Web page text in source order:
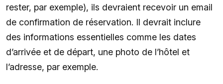
rester, par exemple), ils devraient recevoir un email
de confirmation de réservation. Il devrait inclure
des informations essentielles comme les dates
d’arrivée et de départ, une photo de l’hôtel et
l’adresse, par exemple.